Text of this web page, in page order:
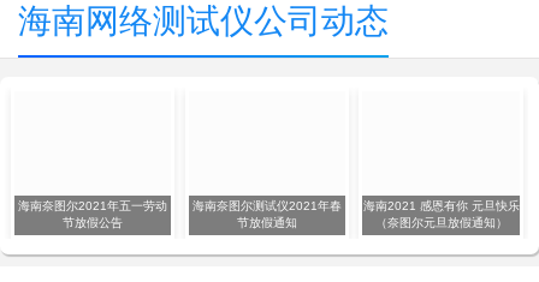
海南网络测试仪公司动态
海南奈图尔2021年五一劳动
节放假公告
海南奈图尔测试仪2021年春
节放假通知
海南2021 感恩有你 元旦快乐
（奈图尔元旦放假通知）